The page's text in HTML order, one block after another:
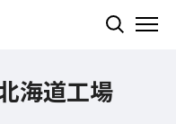
検索する
海道工場